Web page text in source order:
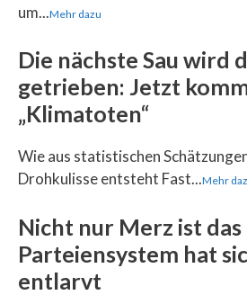
um...Mehr dazu
Die nächste Sau wird
getrieben: Jetzt
„Klimatoten“
Wie aus statistischen
Drohkulisse entsteht Fast...Mehr
Nicht nur Merz ist
Parteiensystem hat
entlarvt